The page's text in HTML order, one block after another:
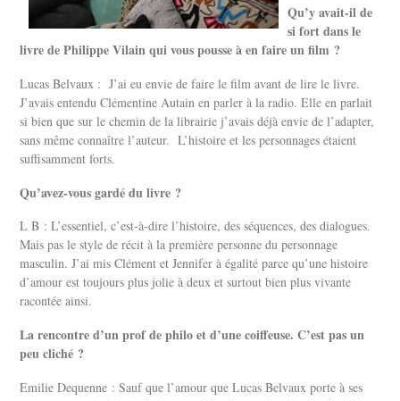
Qu’y avait-il de
si fort dans le
livre de Philippe Vilain qui vous pousse à en faire un film ?
Lucas Belvaux : J’ai eu envie de faire le film avant de lire le livre.
J’avais entendu Clémentine Autain en parler à la radio. Elle en parlait
si bien que sur le chemin de la librairie j’avais déjà envie de l’adapter,
sans même connaître l’auteur. L’histoire et les personnages étaient
suffisamment forts.
Qu’avez-vous gardé du livre ?
L B : L’essentiel, c’est-à-dire l’histoire, des séquences, des dialogues.
Mais pas le style de récit à la première personne du personnage
masculin. J’ai mis Clément et Jennifer à égalité parce qu’une histoire
d’amour est toujours plus jolie à deux et surtout bien plus vivante
racontée ainsi.
La rencontre d’un prof de philo et d’une coiffeuse. C’est pas un
peu cliché ?
Emilie Dequenne : Sauf que l’amour que Lucas Belvaux porte à ses